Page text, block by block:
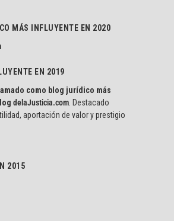
MÁS INFLUYENTE EN 2020
EN 2019
como blog jurídico más
delaJusticia.com. Destacado
aportación de valor y prestigio
2015